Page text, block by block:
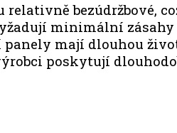
bezúdržbové,
minimální zásahy
panely mají dlouhou
poskytují